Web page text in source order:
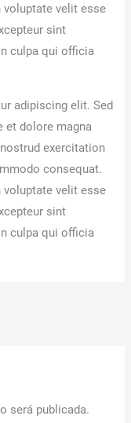
voluptate velit esse
sint
culpa qui officia
adipiscing elit. Sed
et dolore magna
exercitation
consequat.
voluptate velit esse
sint
culpa qui officia
será publicada.